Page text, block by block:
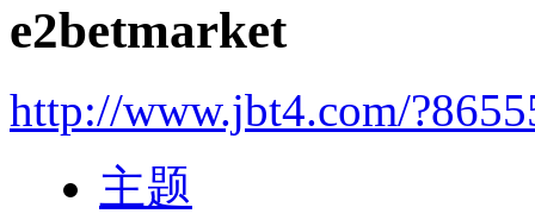
e2betmarket
http://www.jbt4.com/
主题